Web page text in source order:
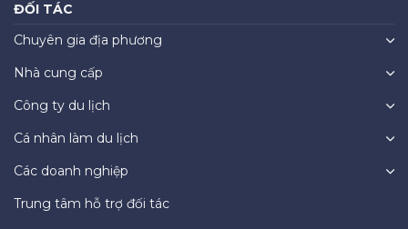
ĐỐI TÁC
Chuyên gia địa phương
Nhà cung cấp
Công ty du lịch
Cá nhân làm du lịch
Các doanh nghiệp
Trung tâm hỗ trợ đối tác